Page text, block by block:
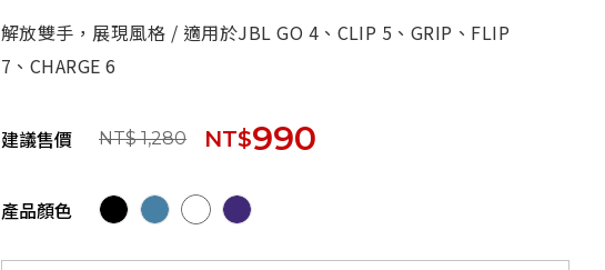
解放雙手，展現風格 / 適用於JBL GO 4、CLIP 5、GRIP、FLIP
7、CHARGE 6
建議售價 NT$ 1,280 NT$990
產品顏色